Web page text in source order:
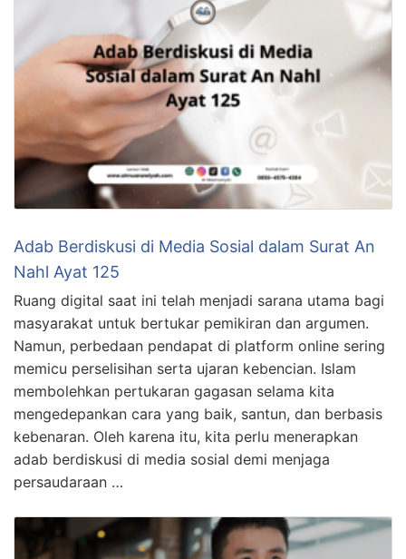
Adab Berdiskusi di Media Sosial dalam Surat An
Nahl Ayat 125
Ruang digital saat ini telah menjadi sarana utama bagi
masyarakat untuk bertukar pemikiran dan argumen.
Namun, perbedaan pendapat di platform online sering
memicu perselisihan serta ujaran kebencian. Islam
membolehkan pertukaran gagasan selama kita
mengedepankan cara yang baik, santun, dan berbasis
kebenaran. Oleh karena itu, kita perlu menerapkan
adab berdiskusi di media sosial demi menjaga
persaudaraan …